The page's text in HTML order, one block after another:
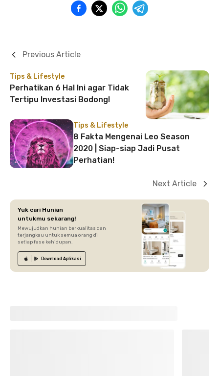
Tips & Lifestyle
Perhatikan 6 Hal Ini agar Tidak
Tertipu Investasi Bodong!
Previous Article
Tips & Lifestyle
8 Fakta Mengenai Leo Season
2020 | Siap-siap Jadi Pusat
Perhatian!
Next Article
Yuk cari Hunian
untukmu sekarang!
Mewujudkan hunian berkualitas dan
terjangkau untuk semua orang di
setiap fase kehidupan.
Download Aplikasi